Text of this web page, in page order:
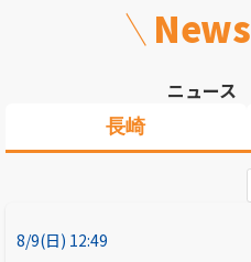
News
ニュース
長崎
8/9(日) 12:49